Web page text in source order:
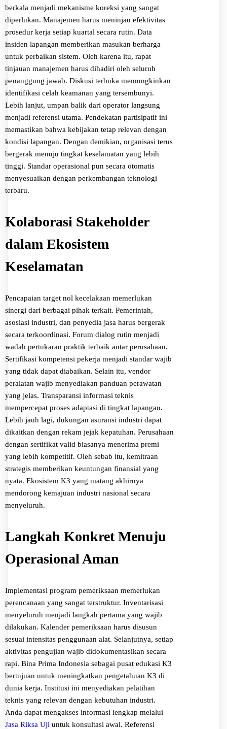
berkala menjadi mekanisme koreksi yang sangat
diperlukan. Manajemen harus meninjau efektivitas
prosedur kerja setiap kuartal secara rutin. Data
insiden lapangan memberikan masukan berharga
untuk perbaikan sistem. Oleh karena itu, rapat
tinjauan manajemen harus dihadiri oleh seluruh
penanggung jawab. Diskusi terbuka memungkinkan
identifikasi celah keamanan yang tersembunyi.
Lebih lanjut, umpan balik dari operator langsung
menjadi referensi utama. Pendekatan partisipatif ini
memastikan bahwa kebijakan tetap relevan dengan
kondisi lapangan. Dengan demikian, organisasi terus
bergerak menuju tingkat keselamatan yang lebih
tinggi. Standar operasional pun secara otomatis
menyesuaikan dengan perkembangan teknologi
terbaru.
Kolaborasi Stakeholder
dalam Ekosistem
Keselamatan
Pencapaian target nol kecelakaan memerlukan
sinergi dari berbagai pihak terkait. Pemerintah,
asosiasi industri, dan penyedia jasa harus bergerak
secara terkoordinasi. Forum dialog rutin menjadi
wadah pertukaran praktik terbaik antar perusahaan.
Sertifikasi kompetensi pekerja menjadi standar wajib
yang tidak dapat diabaikan. Selain itu, vendor
peralatan wajib menyediakan panduan perawatan
yang jelas. Transparansi informasi teknis
mempercepat proses adaptasi di tingkat lapangan.
Lebih jauh lagi, dukungan asuransi industri dapat
dikaitkan dengan rekam jejak kepatuhan. Perusahaan
dengan sertifikat valid biasanya menerima premi
yang lebih kompetitif. Oleh sebab itu, kemitraan
strategis memberikan keuntungan finansial yang
nyata. Ekosistem K3 yang matang akhirnya
mendorong kemajuan industri nasional secara
menyeluruh.
Langkah Konkret Menuju
Operasional Aman
Implementasi program pemeriksaan memerlukan
perencanaan yang sangat terstruktur. Inventarisasi
menyeluruh menjadi langkah pertama yang wajib
dilakukan. Kalender pemeriksaan harus disusun
sesuai intensitas penggunaan alat. Selanjutnya, setiap
aktivitas pengujian wajib didokumentasikan secara
rapi. Bina Prima Indonesia sebagai pusat edukasi K3
bertujuan untuk meningkatkan pengetahuan K3 di
dunia kerja. Institusi ini menyediakan pelatihan
teknis yang relevan dengan kebutuhan industri.
Anda dapat mengakses informasi lengkap melalui
Jasa Riksa Uji untuk konsultasi awal. Referensi